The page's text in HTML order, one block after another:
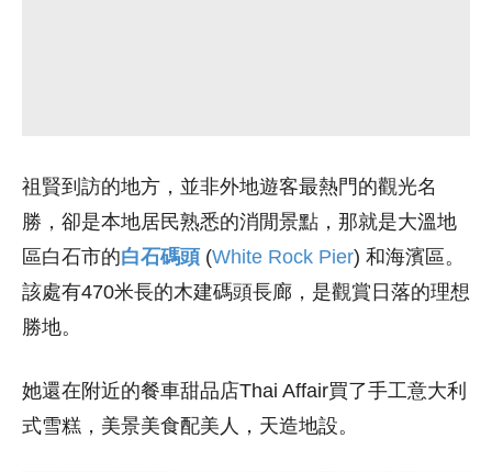
祖賢到訪的地方，並非外地遊客最熱門的觀光名
勝，卻是本地居民熟悉的消閒景點，那就是大溫地
區白石市的白石碼頭 (White Rock Pier) 和海濱區。
該處有470米長的木建碼頭長廊，是觀賞日落的理想
勝地。
她還在附近的餐車甜品店Thai Affair買了手工意大利
式雪糕，美景美食配美人，天造地設。